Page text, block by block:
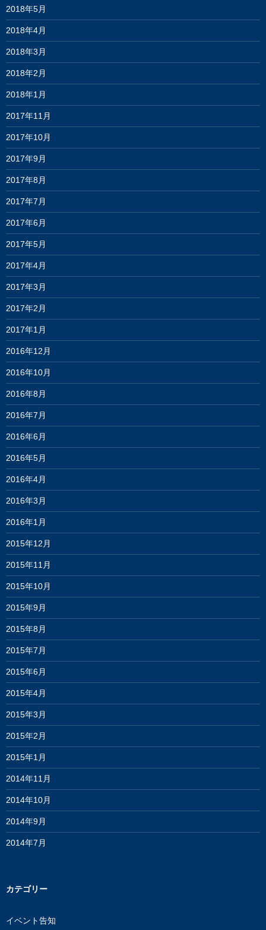
2018年5月
2018年4月
2018年3月
2018年2月
2018年1月
2017年11月
2017年10月
2017年9月
2017年8月
2017年7月
2017年6月
2017年5月
2017年4月
2017年3月
2017年2月
2017年1月
2016年12月
2016年10月
2016年8月
2016年7月
2016年6月
2016年5月
2016年4月
2016年3月
2016年1月
2015年12月
2015年11月
2015年10月
2015年9月
2015年8月
2015年7月
2015年6月
2015年4月
2015年3月
2015年2月
2015年1月
2014年11月
2014年10月
2014年9月
2014年7月
カテゴリー
イベント告知